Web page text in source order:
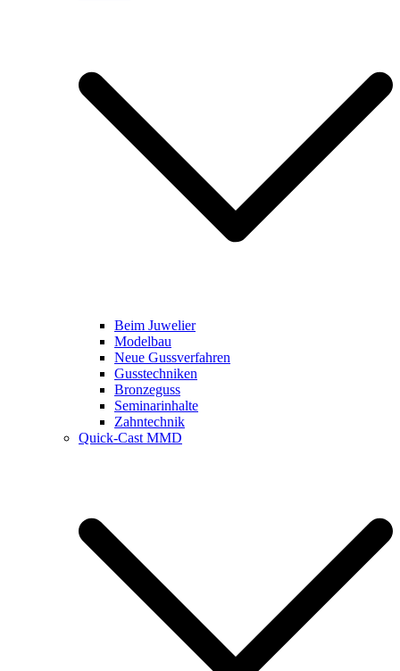
Beim Juwelier
Modelbau
Neue Gussverfahren
Gusstechniken
Bronzeguss
Seminarinhalte
Zahntechnik
Quick-Cast MMD